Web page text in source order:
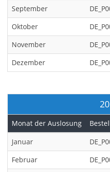
September
Oktober
November
Dezember
Monat der Auslosung
Januar
Februar